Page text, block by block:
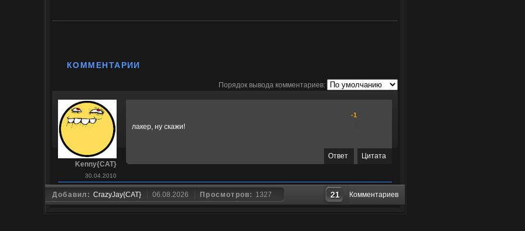
КОММЕНТАРИИ
Порядок вывода комментариев:
Kenny{CAT}
30.04.2010
-1
лакер, ну скажи!
Ответ Цитата
Добавил: CrazyJay{CAT} 06.08.2026 Просмотров: 1327 21 Комментариев